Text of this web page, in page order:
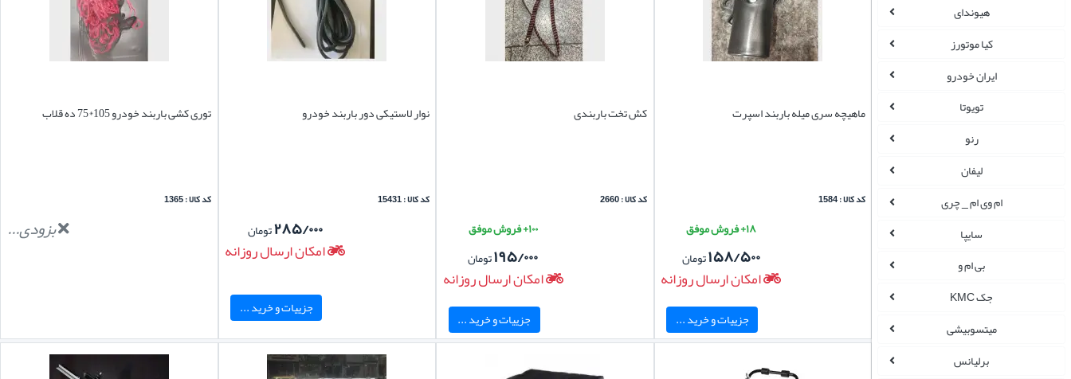
هیوندای
کیا موتورز
ایران خودرو
تویوتا
رنو
لیفان
ام وی ام _ چری
سایپا
بی ام و
جک KMC
میتسوبیشی
برلیانس
ماهیچه سری میله باربند اسپرت
کد کالا : 1584
۱۸+ فروش موفق
۱۵۸/۵۰۰تومان
امکان ارسال روزانه
جزییات و خرید ...
کش تخت باربندی
کد کالا : 2660
۱۰۰+ فروش موفق
۱۹۵/۰۰۰تومان
امکان ارسال روزانه
جزییات و خرید ...
نوار لاستیکی دور باربند خودرو
کد کالا : 15431
۲۸۵/۰۰۰تومان
امکان ارسال روزانه
جزییات و خرید ...
توری کشی باربند خودرو 105*75 ده قلاب
کد کالا : 1365
بزودی...